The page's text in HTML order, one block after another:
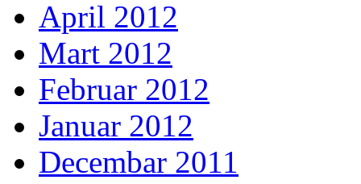
April 2012
Mart 2012
Februar 2012
Januar 2012
Decembar 2011